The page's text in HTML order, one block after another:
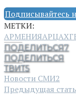
Подписывайтесь
МЕТКИ:
АРМЕНИЯАРЦАХ
ПОДЕЛИТЬСЯ7
ПОДЕЛИТЬСЯ
ТВИТ5
Новости СМИ2
Предыдущая